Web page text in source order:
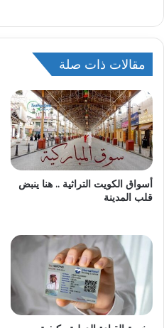
مقالات ذات صلة
أسواق الكويت التراثية .. هنا ينبض
قلب المدينة